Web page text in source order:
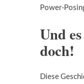
Power-
Und
doch!
Diese